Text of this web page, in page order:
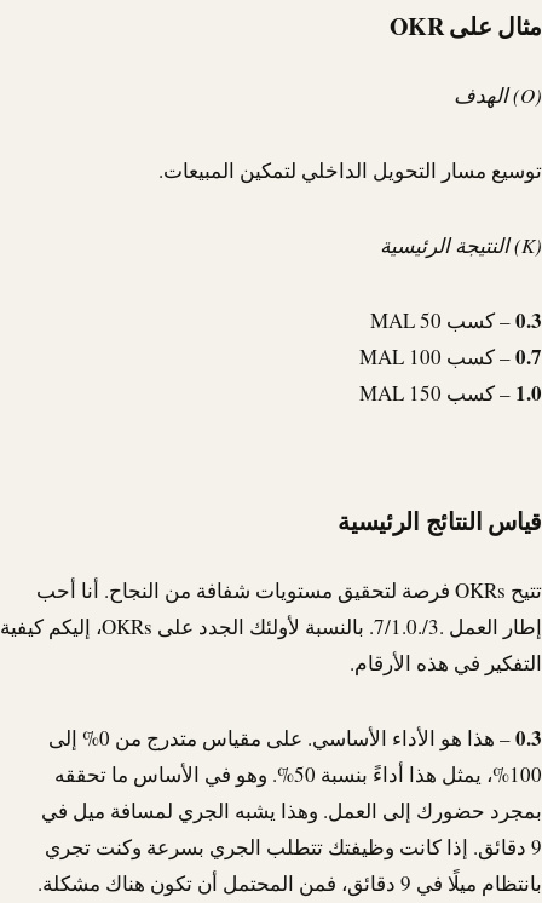
مثال على OKR
(O) الهدف
توسيع مسار التحويل الداخلي لتمكين المبيعات.
(K) النتيجة الرئيسية
0.3– كسب 50 MAL
0.7– كسب 100 MAL
1.0 – كسب 150 MAL
قياس النتائج الرئيسية
تتيح OKRs فرصة لتحقيق مستويات شفافة من النجاح. أنا أحب
إطار العمل .3/.7/1.0. بالنسبة لأولئك الجدد على OKRs، إليكم كيفية
التفكير في هذه الأرقام.
0.3
– هذا هو الأداء الأساسي. على مقياس متدرج من 0% إلى
100%، يمثل هذا أداءً بنسبة 50%. وهو في الأساس ما تحققه
بمجرد حضورك إلى العمل. وهذا يشبه الجري لمسافة ميل في
9 دقائق. إذا كانت وظيفتك تتطلب الجري بسرعة وكنت تجري
بانتظام ميلًا في 9 دقائق، فمن المحتمل أن تكون هناك مشكلة.